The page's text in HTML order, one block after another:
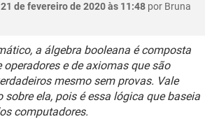
EXCEL
GMAIL
FACEBOOK
EXCEL
GMAIL
WHATSAPP
FACEBOOK
EXCEL
21 de fevereiro de 2020 às 11:48 por Bruna
a álgebra booleana é composta
e de axiomas que são
mesmo sem provas. Vale
sobre ela, pois é essa lógica que baseia
computadores.